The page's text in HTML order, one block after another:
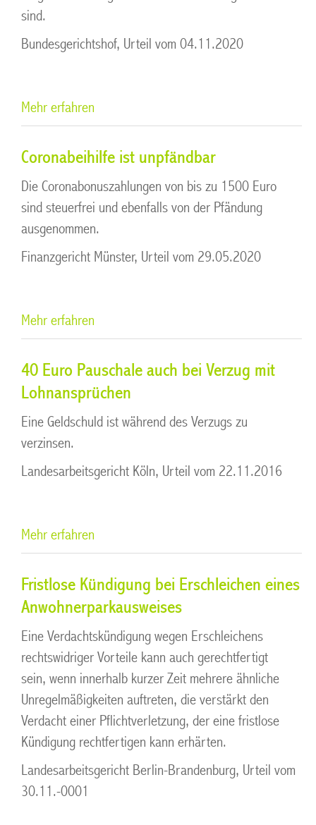
sind.
Bundesgerichtshof, Urteil vom 04.11.2020
Mehr erfahren
Coronabeihilfe ist unpfändbar
Die Coronabonuszahlungen von bis zu 1500 Euro
sind steuerfrei und ebenfalls von der Pfändung
ausgenommen.
Finanzgericht Münster, Urteil vom 29.05.2020
Mehr erfahren
40 Euro Pauschale auch bei Verzug mit
Lohnansprüchen
Eine Geldschuld ist während des Verzugs zu
verzinsen.
Landesarbeitsgericht Köln, Urteil vom 22.11.2016
Mehr erfahren
Fristlose Kündigung bei Erschleichen eines
Anwohnerparkausweises
Eine Verdachtskündigung wegen Erschleichens
rechtswidriger Vorteile kann auch gerechtfertigt
sein, wenn innerhalb kurzer Zeit mehrere ähnliche
Unregelmäßigkeiten auftreten, die verstärkt den
Verdacht einer Pflichtverletzung, der eine fristlose
Kündigung rechtfertigen kann erhärten.
Landesarbeitsgericht Berlin-Brandenburg, Urteil vom
30.11.-0001